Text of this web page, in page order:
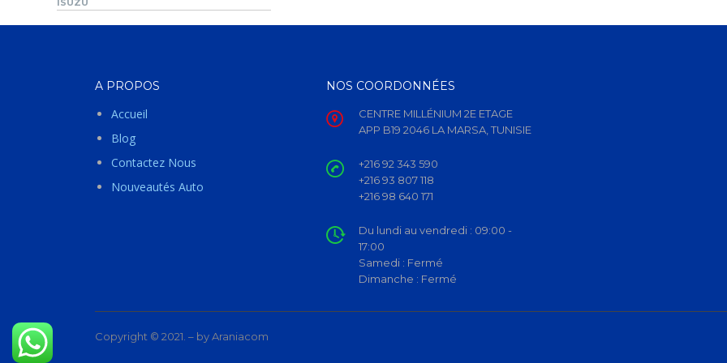
ISUZU
A PROPOS
Accueil
Blog
Contactez Nous
Nouveautés Auto
NOS COORDONNÉES
CENTRE MILLÉNIUM 2E ETAGE
APP B19 2046 LA MARSA, TUNISIE
+216 92 343 590
+216 93 807 118
+216 98 640 171
Du lundi au vendredi : 09:00 -
17:00
Samedi : Fermé
Dimanche : Fermé
Copyright © 2021. – by Araniacom